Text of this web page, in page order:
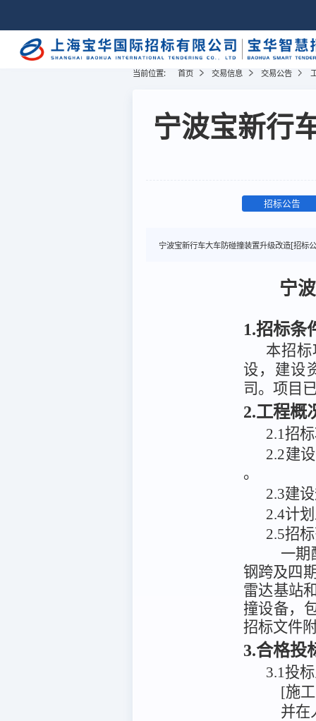
当前位置: 首页 交易信息 交易公告
宁波宝新行
招标公告
宁波宝新行车大车防碰撞装置升级改造[招标
宁
1.招标条
本招
设， 建设
司。项目
2.工程概
2.1招
2.2建
。
2.3建
2.4计
2.5招
一期
钢跨及四
雷达基站
撞设备，
招标文件
3.合格投
3.1投
[施
并在